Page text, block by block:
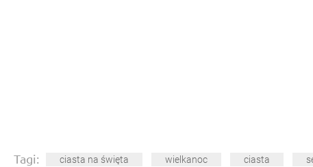
Tagi: ciasta na święta wielkanoc ciasta